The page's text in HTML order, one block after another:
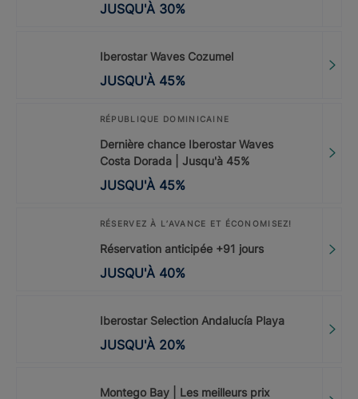
JUSQU'À 30%
Iberostar Waves Cozumel
JUSQU'À 45%
RÉPUBLIQUE DOMINICAINE
Dernière chance Iberostar Waves
Costa Dorada | Jusqu'à 45%
JUSQU'À 45%
RÉSERVEZ À L’AVANCE ET ÉCONOMISEZ!
Réservation anticipée +91 jours
JUSQU'À 40%
Iberostar Selection Andalucía Playa
JUSQU'À 20%
Montego Bay | Les meilleurs prix